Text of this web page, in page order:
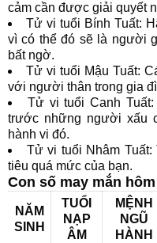
cảm cần được giải quyết
Tử vi tuổi Bính Tuất:
vì có thể đó sẽ là người
bất ngờ.
Tử vi tuổi Mậu Tuất:
với người thân trong gia
Tử vi tuổi Canh
trước những người xấu
hành vi đó.
Tử vi tuổi Nhâm
tiêu quá mức của bạn.
Con số may mắn
NĂM
SINH
TUỔI
NẠP
ÂM
MỆNH
NGŨ
HÀNH